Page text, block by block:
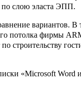
по слою эласта ЭПП.
вариантов. В
потолка фирмы
строительству
«Microsoft Word